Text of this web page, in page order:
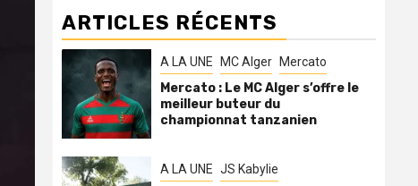
ARTICLES RÉCENTS
A LA UNE MC Alger Mercato
Mercato : Le MC Alger s’offre le
meilleur buteur du
championnat tanzanien
A LA UNE JS Kabylie